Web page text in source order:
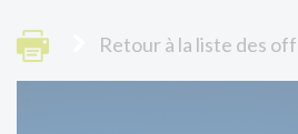
Retour à la liste des